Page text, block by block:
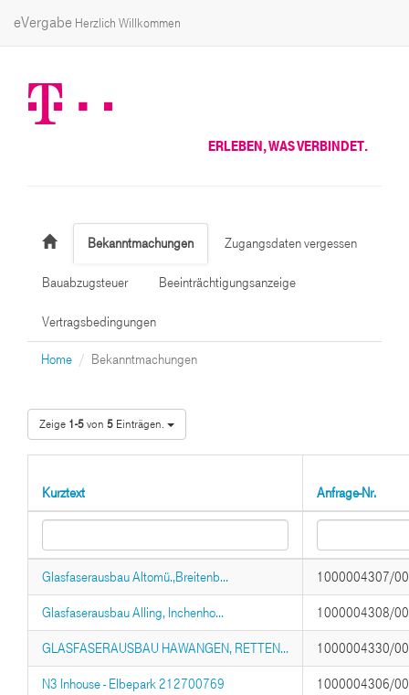
eVergabe Herzlich Willkommen
ERLEBEN, WAS VERBINDET.
Bekanntmachungen Zugangsdaten vergessen
Bauabzugsteuer Beeinträchtigungsanzeige
Vertragsbedingungen
Home Bekanntmachungen
Zeige 1-5von 5 Einträgen.
Kurztext Anfrage-Nr.
Glasfaserausbau Altomü.,Breitenb... 1000004307/
Glasfaserausbau Alling, Inchenho... 1000004308/
GLASFASERAUSBAU HAWANGEN, RETTEN... 1000004330/
N3 Inhouse - Elbepark 212700769
1000004306/